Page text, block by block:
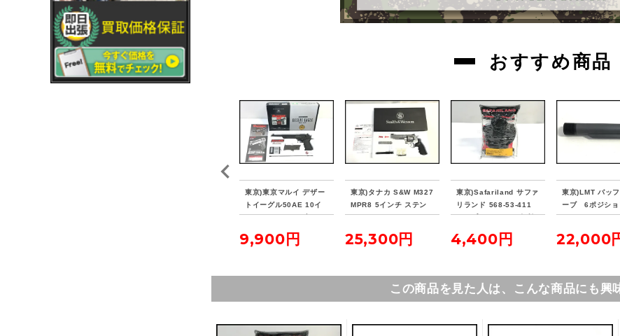
おすすめ商品
東京)東京マルイ デザー
トイーグル50AE 10イ
ンチバレル ガスブロー
9,900円
東京)タナカ S&W M327
MPR8 5インチ ステン
レスモデル ver.2 ガス
25,300円
東京)Safariland サファ
リランド 568-53-411
ヒップホルスター 右利
4,400円
東京)LMT バッフ
ーブ 6ポジシ
butu
22,000
この商品を見た人は、こんな商品にも興